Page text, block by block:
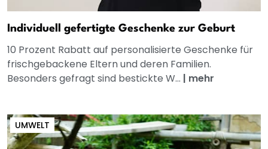
Individuell gefertigte Geschenke zur Geburt
10 Prozent Rabatt auf personalisierte Geschenke für
frischgebackene Eltern und deren Familien.
Besonders gefragt sind bestickte W... | mehr
UMWELT